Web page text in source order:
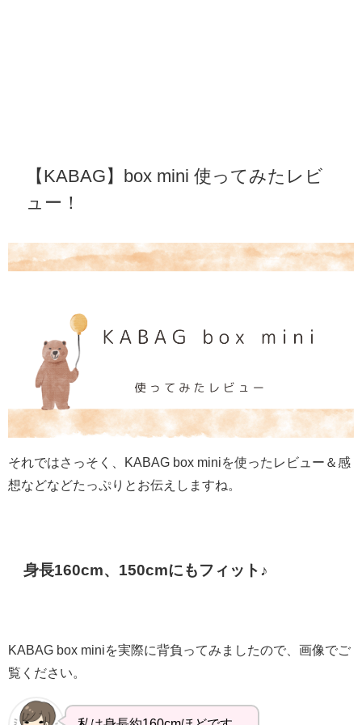
【KABAG】box mini 使ってみたレビ
ュー！
それではさっそく、KABAG box miniを使ったレビュー＆感
想などなどたっぷりとお伝えしますね。
身長160cm、150cmにもフィット♪
KABAG box miniを実際に背負ってみましたので、画像でご
覧ください。